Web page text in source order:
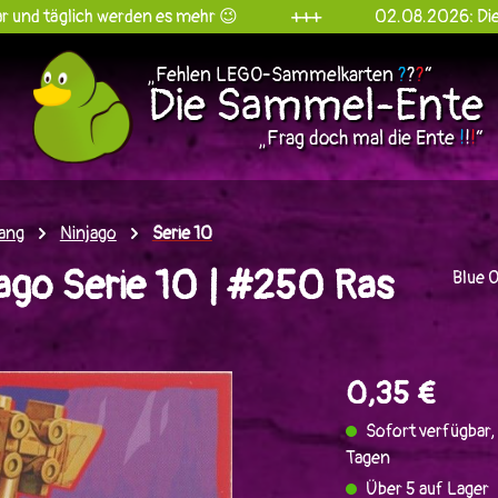
werden es mehr 😉 +++ 02.08.2026: Die Sammel-
„Fehlen LEGO-Sammelkarten ???“
Die Sammel-Ente
„Frag doch mal die Ente!!!“
Ninjago Serie 10
Serie 10 | #250 Ras Blue
0,35 €
Sofort
Tagen
Über 5 auf Lager